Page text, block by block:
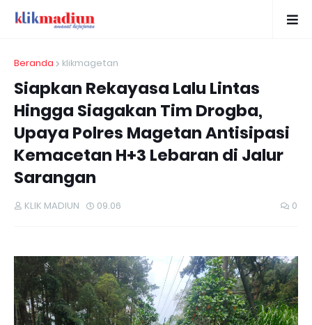
Beranda klikmagetan
Siapkan Rekayasa Lalu Lintas
Hingga Siagakan Tim Drogba,
Upaya Polres Magetan Antisipasi
Kemacetan H+3 Lebaran di Jalur
Sarangan
KLIK MADIUN 09.06 0